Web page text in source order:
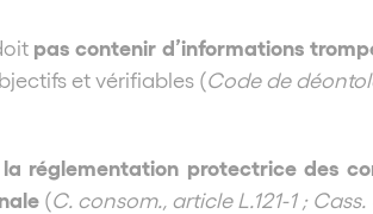
pas contenir d’informations
et vérifiables (Code de
réglementation protectrice des
(C. consom., article L.121-1 ;